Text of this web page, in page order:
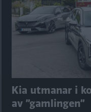
Kia utmanar i
av ”gamlingen”